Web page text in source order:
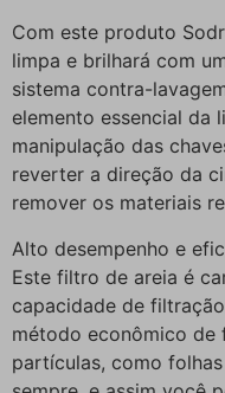
Com este produto
limpa e brilhará com
sistema contra-
elemento essencial da
manipulação das
reverter a direção da
remover os materiais
Alto desempenho e
Este filtro de areia é
capacidade de
método econômico de
partículas, como